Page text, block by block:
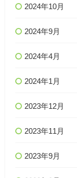
2024年10月
2024年9月
2024年4月
2024年1月
2023年12月
2023年11月
2023年9月